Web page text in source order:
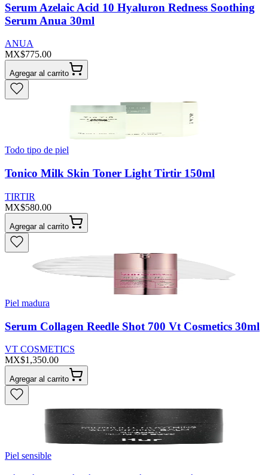
Serum Azelaic Acid 10 Hyaluron Redness Soothing
Serum Anua 30ml
ANUA
MX$775.00
Agregar al carrito
Todo tipo de piel
Tonico Milk Skin Toner Light Tirtir 150ml
TIRTIR
MX$580.00
Agregar al carrito
Piel madura
Serum Collagen Reedle Shot 700 Vt Cosmetics 30ml
VT COSMETICS
MX$1,350.00
Agregar al carrito
Piel sensible